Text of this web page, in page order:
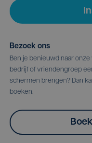
Bezoek ons
Ben je benieuwd naar
bedrijf of vriendengroep
schermen brengen? Dan
boeken.